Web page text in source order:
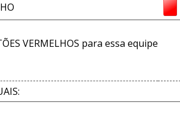
VERMELHOS para essa equipe